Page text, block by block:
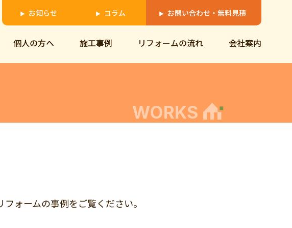
▶ お知らせ ▶ コラム ▶ お問い合わせ・無料見積
個人の方へ 施工事例 リフォームの流れ 会社案内
WORKS
ォームの事例をご覧ください。